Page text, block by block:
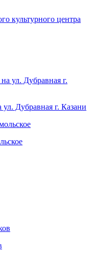
культурного центра
Дубравная г. Казани